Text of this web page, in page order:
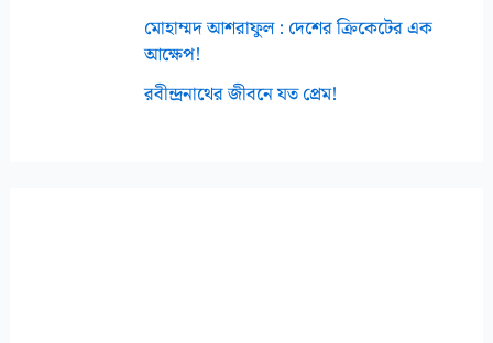
মোহাম্মদ আশরাফুল : দেশের ক্রিকেটের এক
আক্ষেপ!
রবীন্দ্রনাথের জীবনে যত প্রেম!